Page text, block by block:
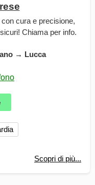
cura e precisione,
Chiama per info.
→ Lucca
Scopri di più...